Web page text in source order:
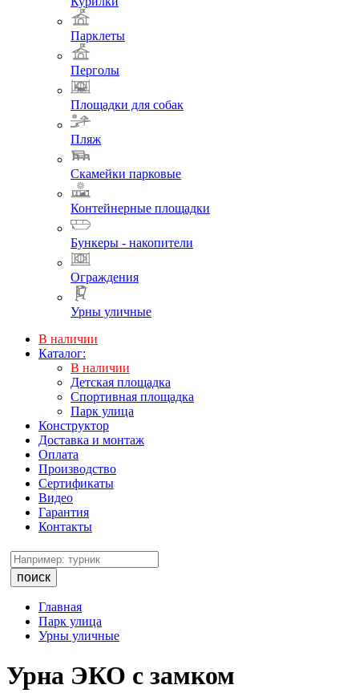
Парклеты
Перголы
Площадки для собак
Пляж
Скамейки парковые
Контейнерные площадки
Бункеры - накопители
Ограждения
Урны уличные
В наличии
Каталог:
В наличии
Детская площадка
Спортивная площадка
Парк улица
Конструктор
Доставка и монтаж
Оплата
Производство
Сертификаты
Видео
Гарантия
Контакты
поиск
Главная
Парк улица
Урны уличные
Урна ЭКО с замком